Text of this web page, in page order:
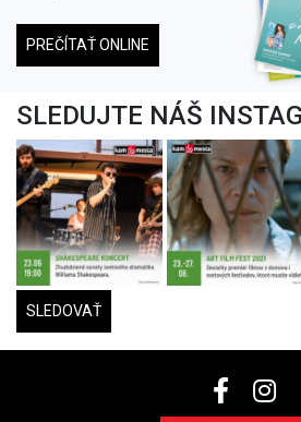
PREČÍTAŤ ONLINE
SLEDUJTE NÁŠ
SLEDOVAŤ